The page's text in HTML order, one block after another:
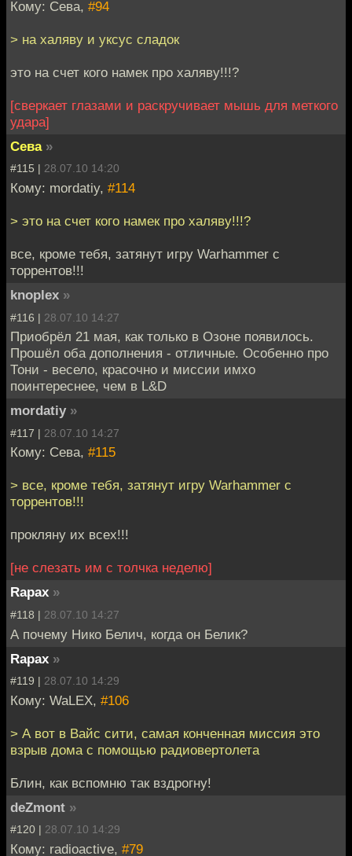
Кому: Сева, #94
> на халяву и уксус сладок
это на счет кого намек про халяву!!!?
[сверкает глазами и раскручивает мышь для меткого
удара]
Сева »
#115 | 28.07.10 14:20
Кому: mordatiy, #114
> это на счет кого намек про халяву!!!?
все, кроме тебя, затянут игру Warhammer с
торрентов!!!
knoplex »
#116 | 28.07.10 14:27
Приобрёл 21 мая, как только в Озоне появилось.
Прошёл оба дополнения - отличные. Особенно про
Тони - весело, красочно и миссии имхо
поинтереснее, чем в L&D
mordatiy »
#117 | 28.07.10 14:27
Кому: Сева, #115
> все, кроме тебя, затянут игру Warhammer с
торрентов!!!
прокляну их всех!!!
[не слезать им с толчка неделю]
Rapax »
#118 | 28.07.10 14:27
А почему Нико Белич, когда он Белик?
Rapax »
#119 | 28.07.10 14:29
Кому: WaLEX, #106
> А вот в Вайс сити, самая конченная миссия это
взрыв дома с помощью радиовертолета
Блин, как вспомню так вздрогну!
deZmont »
#120 | 28.07.10 14:29
Кому: radioactive, #79